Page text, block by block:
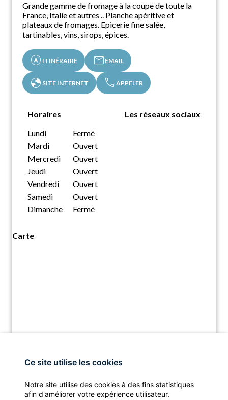
Grande gamme de fromage à la coupe de toute la
France, Italie et autres .. Planche apéritive et
plateaux de fromages. Epicerie fine salée,
tartinables, vins, sirops, épices.
assistant_navigation ITINÉRAIRE mail EMAIL
globe SITE INTERNET call APPELER
Horaires
Lundi
Fermé
Mardi
Ouvert
Mercredi
Ouvert
Jeudi
Ouvert
Vendredi
Ouvert
Samedi
Ouvert
Dimanche
Fermé
Les réseaux sociaux
Carte
Ce site utilise les cookies
Notre site utilise des cookies à des fins statistiques
afin d'améliorer votre expérience utilisateur.